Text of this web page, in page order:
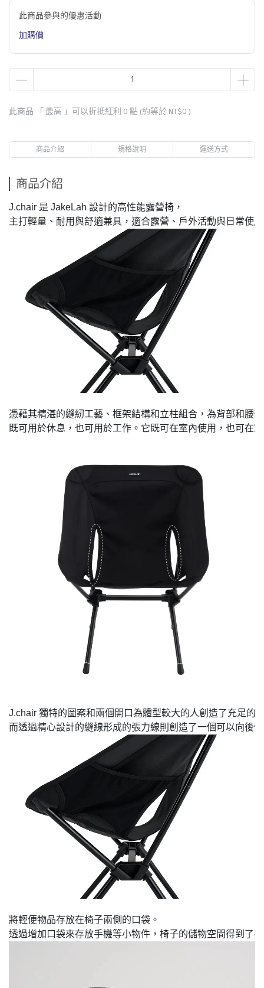
此商品參與的優惠活動
加購價
此商品 「 最高 」可以折抵紅利 0 點 (約等於 NT$0 )
商品介紹 規格說明 運送方式
商品介紹
J.chair 是 JakeLah 設計的高性能露營椅，
憑藉其精湛的縫紉工藝、框架結構和立柱組合，為背部和腰
J.chair 獨特的圖案和兩個開口為體型較大的人創造了充足的
將輕便物品存放在椅子兩側的口袋。